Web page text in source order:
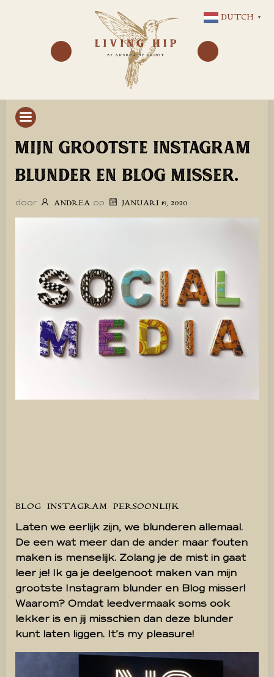
NAAR
DE
INHOUD
MIJN GROOTSTE INSTAGRAM
BLUNDER EN BLOG MISSER.
door ANDREA op JANUARI 19, 2020
BLOG INSTAGRAM PERSOONLIJK
Laten we eerlijk zijn, we blunderen allemaal.
De een wat meer dan de ander maar fouten
maken is menselijk. Zolang je de mist in gaat
leer je! Ik ga je deelgenoot maken van mijn
grootste Instagram blunder en Blog misser!
Waarom? Omdat leedvermaak soms ook
lekker is en jij misschien dan deze blunder
kunt laten liggen. It’s my pleasure!
DUTCH ▼